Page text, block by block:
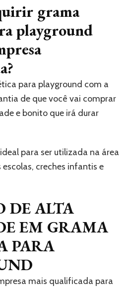
grama
playground
para playground com a
de que você vai comprar
e bonito que irá durar
para ser utilizada na área
creches infantis e
DE ALTA
EM GRAMA
PARA
mais qualificada para